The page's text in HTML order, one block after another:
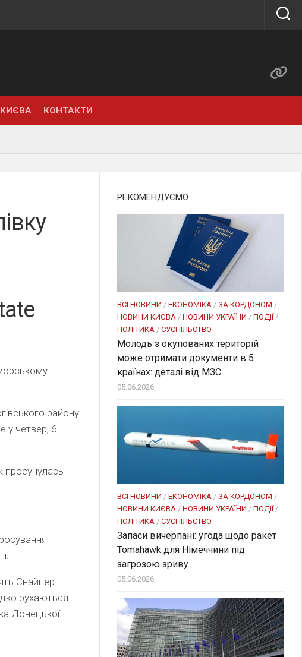
КОНТАКТИ
району
у четвер, 6
просунулась
Снайпер
рухаються
Донецької
РЕКОМЕНДУЄМО
ВСІ НОВИНИ / ЕКОНОМІКА / ЗА КОРДОНОМ /
НОВИНИ КИЄВА / НОВИНИ УКРАЇНИ / ПОДІЇ /
ПОЛІТИКА / СУСПІЛЬСТВО
Молодь з окупованих територій
може отримати документи в 5
країнах: деталі від МЗС
05.06.2026
ВСІ НОВИНИ / ЕКОНОМІКА / ЗА КОРДОНОМ /
НОВИНИ КИЄВА / НОВИНИ УКРАЇНИ / ПОДІЇ /
ПОЛІТИКА / СУСПІЛЬСТВО
Запаси вичерпані: угода щодо ракет
Tomahawk для Німеччини під
загрозою зриву
05.06.2026